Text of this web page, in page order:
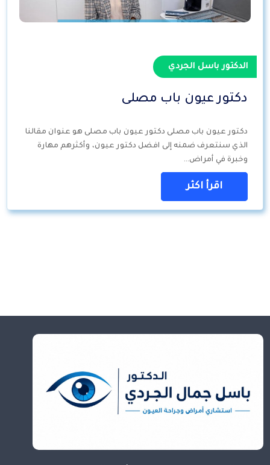
الدكتور باسل الجردي
دكتور عيون باب مصلى
دكتور عيون باب مصلى دكتور عيون باب مصلى هو عنوان مقالنا
الذي سنتعرف ضمنه إلى افضل دكتور عيون، وأكثرهم مهارة
وخبرة في أمراض…
اقرأ اكثر